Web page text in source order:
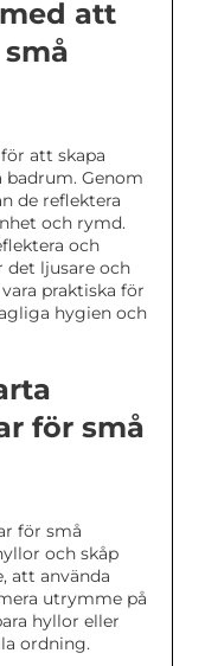
att
att skapa
Genom
de reflektera
och rymd.
och
ljusare och
praktiska för
hygien och
för små
för små
och skåp
att använda
utrymme på
hyllor eller
ordning.